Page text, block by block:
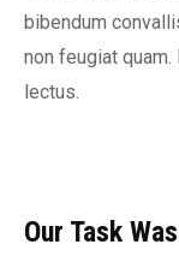
bibendum
non feugiat
lectus.
Our Task Was